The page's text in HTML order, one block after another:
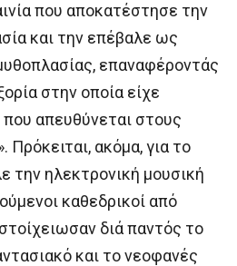
που αποκατέστησε την
και την επέβαλε ως
επαναφέροντάς
στην οποία είχε
απευθύνεται στους
Πρόκειται, ακόμα, για το
την ηλεκτρονική μουσική
καθεδρικοί από
διά παντός το
και το νεοφανές